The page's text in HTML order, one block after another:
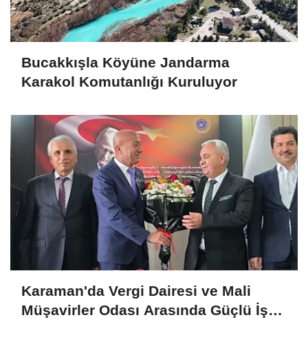
Bucakkışla Köyüne Jandarma
Karakol Komutanlığı Kuruluyor
Karaman'da Vergi Dairesi ve Mali
Müşavirler Odası Arasında Güçlü İş